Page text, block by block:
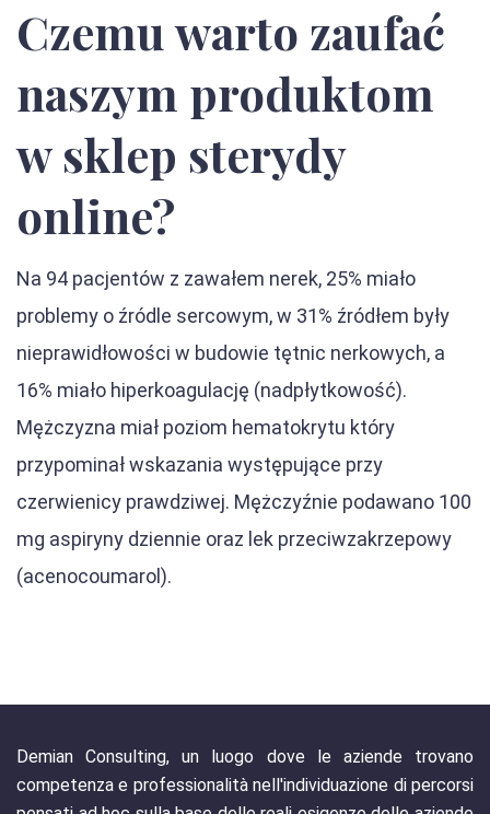
Czemu warto zaufać
naszym produktom
w sklep sterydy
online?
Na 94 pacjentów z zawałem nerek, 25% miało
problemy o źródle sercowym, w 31% źródłem były
nieprawidłowości w budowie tętnic nerkowych, a
16% miało hiperkoagulację (nadpłytkowość).
Mężczyzna miał poziom hematokrytu który
przypominał wskazania występujące przy
czerwienicy prawdziwej. Mężczyźnie podawano 100
mg aspiryny dziennie oraz lek przeciwzakrzepowy
(acenocoumarol).
Demian Consulting, un luogo dove le aziende trovano
competenza e professionalità nell'individuazione di percorsi